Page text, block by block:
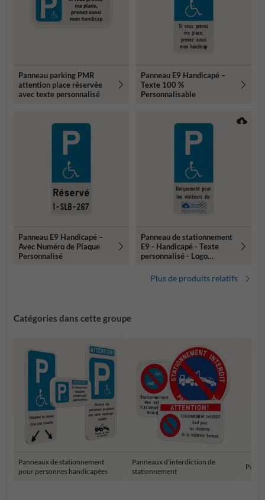
Panneau parking PMR
attention place réservée
avec texte personnalisé
Panneau E9 Handicapé –
Texte 100 %
Personnalisable
Panneau E9 Handicapé –
Avec Numéro de Plaque
Personnalisé
Panneau de stationnement
E9 - Handicapé - Texte
personnalisé - Logo
Plus de produits relatifs
Catégories dans cette groupe
Panneaux de stationnement
pour personnes handicapées
Panneaux d'interdiction de
stationnement